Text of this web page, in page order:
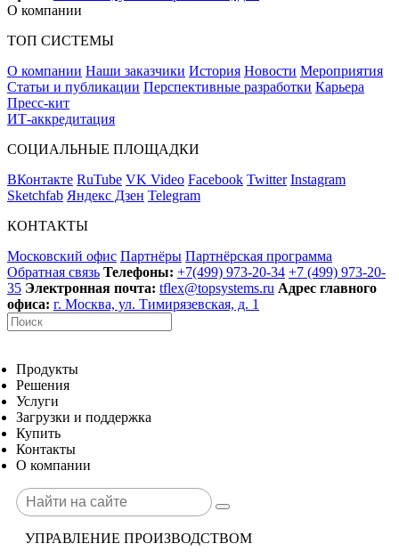
О компании
ТОП СИСТЕМЫ
О компании Наши заказчики История Новости Мероприятия
Статьи и публикации Перспективные разработки Карьера
Пресс-кит
ИТ-аккредитация
СОЦИАЛЬНЫЕ ПЛОЩАДКИ
ВКонтакте RuTube VK Video Facebook Twitter Instagram
Sketchfab Яндекс Дзен Telegram
КОНТАКТЫ
Московский офис Партнёры Партнёрская программа
Обратная связь Телефоны: +7(499) 973-20-34 +7 (499) 973-20-
35 Электронная почта: tflex@topsystems.ru Адрес главного
офиса: г. Москва, ул. Тимирязевская, д. 1
Продукты
Решения
Услуги
Загрузки и поддержка
Купить
Контакты
О компании
УПРАВЛЕНИЕ ПРОИЗВОДСТВОМ